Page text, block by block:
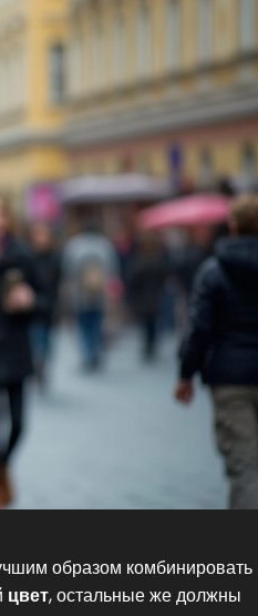
образом комбинировать
цвет, остальные же должны